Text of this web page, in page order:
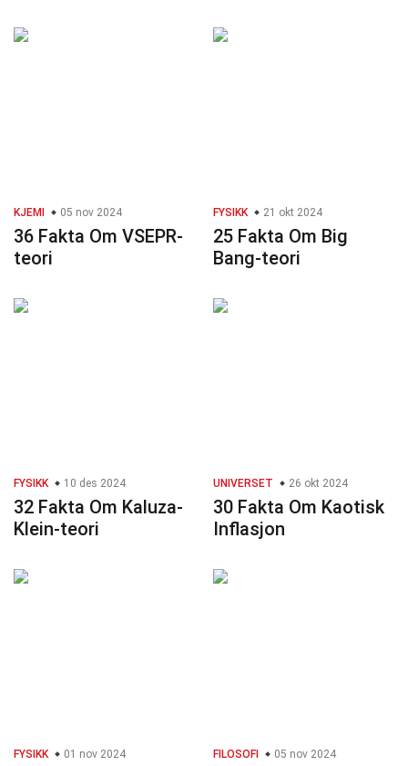
KJEMI 05 nov 2024
36 Fakta Om VSEPR-
teori
FYSIKK 21 okt 2024
25 Fakta Om Big
Bang-teori
FYSIKK 10 des 2024
32 Fakta Om Kaluza-
Klein-teori
UNIVERSET 26 okt 2024
30 Fakta Om Kaotisk
Inflasjon
FYSIKK 01 nov 2024 FILOSOFI 05 nov 2024